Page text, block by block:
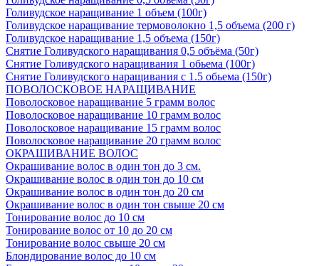
Голивудское наращивание 1 объем (100г)
Голивудское наращивание термоволокно 1,5 объема (200 г)
Голивудское наращивание 1,5 объема (150г)
Снятие Голивудского наращивания 0,5 объёма (50г)
Снятие Голивудского наращивания 1 обьема (100г)
Снятие Голивудского наращивания с 1.5 обьема (150г)
ПОВОЛОСКОВОЕ НАРАЩИВАНИЕ
Поволосковое наращивание 5 грамм волос
Поволосковое наращивание 10 грамм волос
Поволосковое наращивание 15 грамм волос
Поволосковое наращивание 20 грамм волос
ОКРАШИВАНИЕ ВОЛОС
Окрашивание волос в один тон до 3 см.
Окрашивание волос в один тон до 10 см
Окрашивание волос в один тон до 20 см
Окрашивание волос в один тон свыше 20 см
Тонирование волос до 10 см
Тонирование волос от 10 до 20 см
Тонирование волос свыше 20 см
Блондирование волос до 10 см